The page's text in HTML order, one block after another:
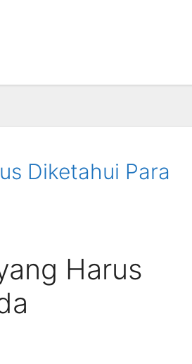
Diketahui Para
Harus